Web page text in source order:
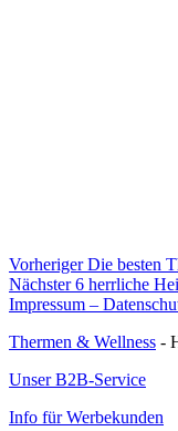
Vorheriger Vorheriger
Beitrag:
Die besten
Nächster Nächster
Beitrag:
6 herrliche
Impressum –
Thermen & Wellness -
Unser B2B-Service
Info für Werbekunden